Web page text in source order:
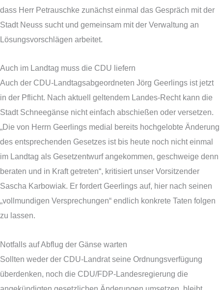
dass Herr Petrauschke zunächst einmal das Gespräch mit der
Stadt Neuss sucht und gemeinsam mit der Verwaltung an
Lösungsvorschlägen arbeitet.
Auch im Landtag muss die CDU liefern
Auch der CDU-Landtagsabgeordneten Jörg Geerlings ist jetzt
in der Pflicht. Nach aktuell geltendem Landes-Recht kann die
Stadt Schneegänse nicht einfach abschießen oder versetzen.
„Die von Herrn Geerlings medial bereits hochgelobte Änderung
des entsprechenden Gesetzes ist bis heute noch nicht einmal
im Landtag als Gesetzentwurf angekommen, geschweige denn
beraten und in Kraft getreten“, kritisiert unser Vorsitzender
Sascha Karbowiak. Er fordert Geerlings auf, hier nach seinen
„vollmundigen Versprechungen“ endlich konkrete Taten folgen
zu lassen.
Notfalls auf Abflug der Gänse warten
Sollten weder der CDU-Landrat seine Ordnungsverfügung
überdenken, noch die CDU/FDP-Landesregierung die